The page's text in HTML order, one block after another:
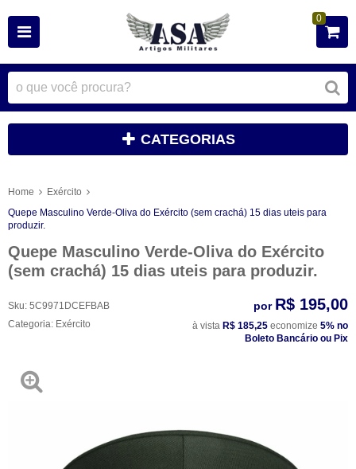
0
CATEGORIAS
Home
Exército
Quepe Masculino Verde-Oliva do Exército (sem crachá) 15 dias uteis para
produzir.
Quepe Masculino Verde-Oliva do Exército
(sem crachá) 15 dias uteis para produzir.
Sku: 5C9971DCEFBAB
Categoria: Exército
por R$ 195,00
à vista R$ 185,25 economize 5% no
Boleto Bancário ou Pix